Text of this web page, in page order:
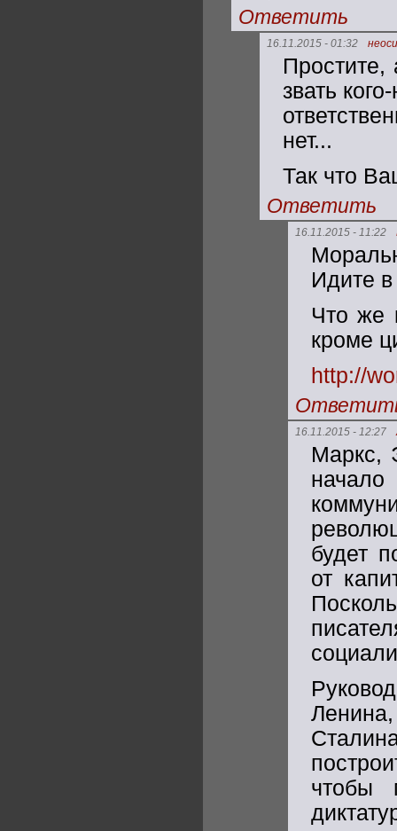
Ответить
16.11.2015 - 01:32
Простите,
звать
нет...
Так что
Ответить
16.11.2015 - 11:22
Идите в
Что же
кроме
http://
16.11.2015 - 12:27
Маркс,
будет
от
чтобы